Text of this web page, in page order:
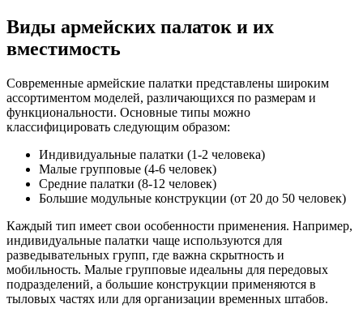
Виды армейских палаток и их
вместимость
Современные армейские палатки представлены широким
ассортиментом моделей, различающихся по размерам и
функциональности. Основные типы можно
классифицировать следующим образом:
Индивидуальные палатки (1-2 человека)
Малые групповые (4-6 человек)
Средние палатки (8-12 человек)
Большие модульные конструкции (от 20 до 50 человек)
Каждый тип имеет свои особенности применения. Например,
индивидуальные палатки чаще используются для
разведывательных групп, где важна скрытность и
мобильность. Малые групповые идеальны для передовых
подразделений, а большие конструкции применяются в
тыловых частях или для организации временных штабов.